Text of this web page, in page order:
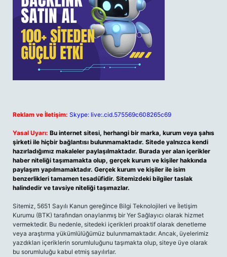
Reklam ve İletişim: Skype: live:.cid.575569c608265c69
Yasal Uyarı: Bu internet sitesi, herhangi bir marka, kurum veya şahıs
şirketi ile hiçbir bağlantısı bulunmamaktadır. Sitede yalnızca kendi
hazırladığımız makaleler paylaşılmaktadır. Burada yer alan içerikler
haber niteliği taşımamakta olup, gerçek kurum ve kişiler hakkında
paylaşım yapılmamaktadır. Gerçek kurum ve kişiler ile isim
benzerlikleri tamamen tesadüfidir. Sitemizdeki bilgiler taslak
halindedir ve tavsiye niteliği taşımazlar.
Sitemiz, 5651 Sayılı Kanun gereğince Bilgi Teknolojileri ve İletişim
Kurumu (BTK) tarafından onaylanmış bir Yer Sağlayıcı olarak hizmet
vermektedir. Bu nedenle, sitedeki içerikleri proaktif olarak denetleme
veya araştırma yükümlülüğümüz bulunmamaktadır. Ancak, üyelerimiz
yazdıkları içeriklerin sorumluluğunu taşımakta olup, siteye üye olarak
bu sorumluluğu kabul etmiş sayılırlar.